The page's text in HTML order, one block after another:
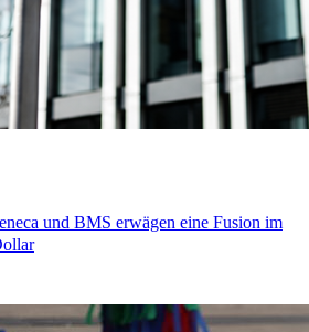
und BMS erwägen eine Fusion im